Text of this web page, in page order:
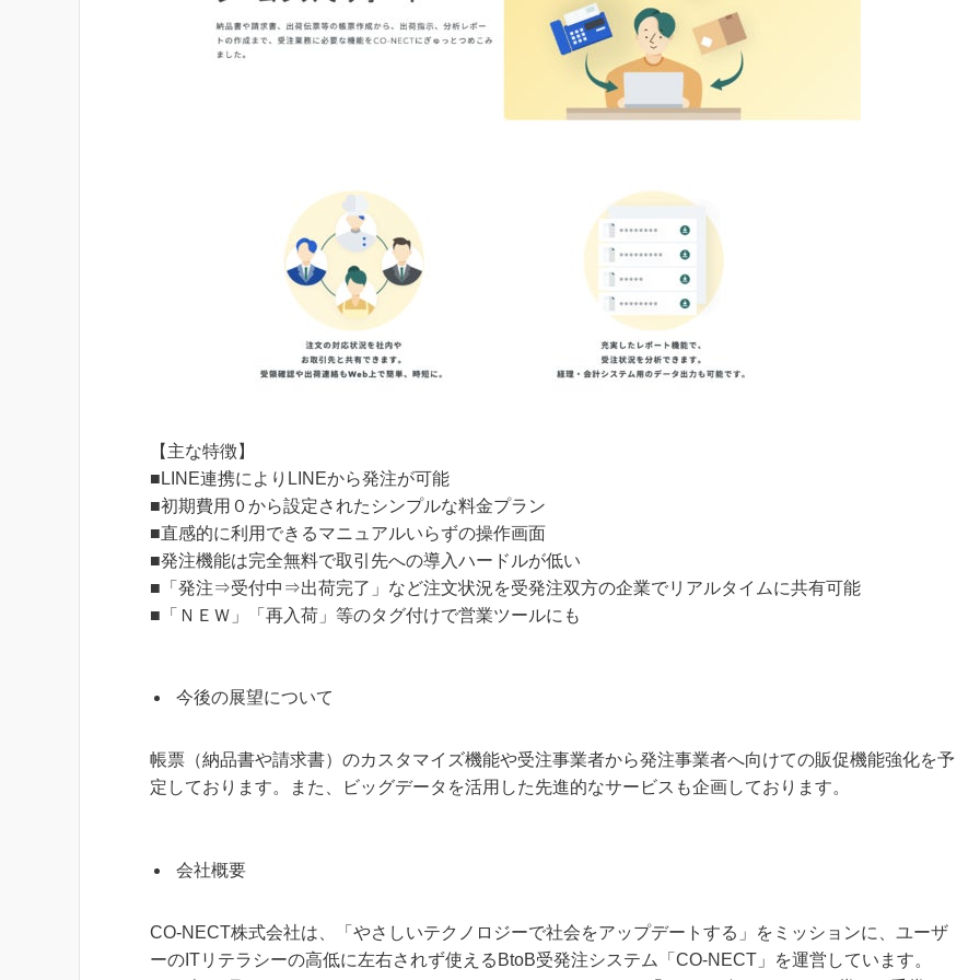
【主な特徴】
■LINE連携によりLINEから発注が可能
■初期費用０から設定されたシンプルな料金プラン
■直感的に利用できるマニュアルいらずの操作画面
■発注機能は完全無料で取引先への導入ハードルが低い
■「発注⇒受付中⇒出荷完了」など注文状況を受発注双方の企業でリアルタイムに共有可能
■「ＮＥＷ」「再入荷」等のタグ付けで営業ツールにも
今後の展望について
帳票（納品書や請求書）のカスタマイズ機能や受注事業者から発注事業者へ向けての販促機能強化を予
定しております。また、ビッグデータを活用した先進的なサービスも企画しております。
会社概要
CO-NECT株式会社は、「やさしいテクノロジーで社会をアップデートする」をミッションに、ユーザ
ーのITリテラシーの⾼低に左右されず使えるBtoB受発注システム「CO-NECT」を運営しています。